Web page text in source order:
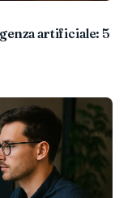
artificiale: 5